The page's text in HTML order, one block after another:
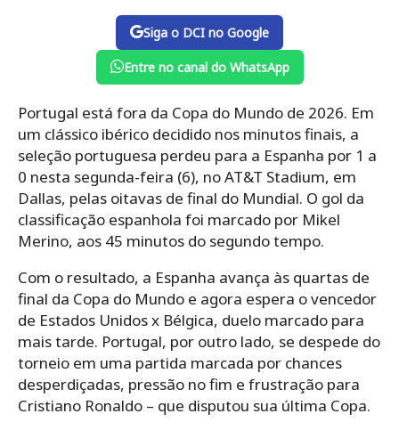
Siga o DCI no Google
Entre no canal do WhatsApp
Portugal está fora da Copa do Mundo de 2026. Em
um clássico ibérico decidido nos minutos finais, a
seleção portuguesa perdeu para a Espanha por 1 a
0 nesta segunda-feira (6), no AT&T Stadium, em
Dallas, pelas oitavas de final do Mundial. O gol da
classificação espanhola foi marcado por Mikel
Merino, aos 45 minutos do segundo tempo.
Com o resultado, a Espanha avança às quartas de
final da Copa do Mundo e agora espera o vencedor
de Estados Unidos x Bélgica, duelo marcado para
mais tarde. Portugal, por outro lado, se despede do
torneio em uma partida marcada por chances
desperdiçadas, pressão no fim e frustração para
Cristiano Ronaldo – que disputou sua última Copa.